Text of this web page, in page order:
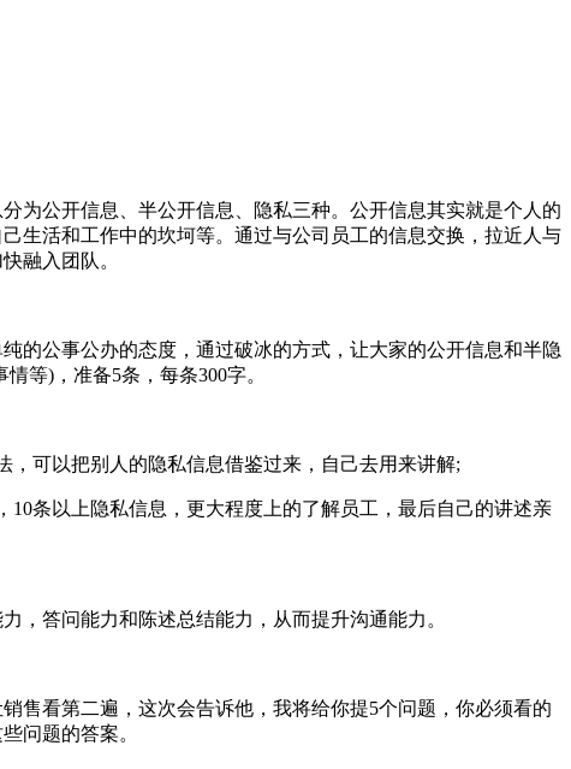
公开信息、半公开信息、隐私三种。公开信息其实就是个人的
生活和工作中的坎坷等。通过与公司员工的信息交换，拉近人与
融入团队。
公事公办的态度，通过破冰的方式，让大家的公开信息和半隐
等)，准备5条，每条300字。
可以把别人的隐私信息借鉴过来，自己去用来讲解;
条以上隐私信息，更大程度上的了解员工，最后自己的讲述亲
，答问能力和陈述总结能力，从而提升沟通能力。
看第二遍，这次会告诉他，我将给你提5个问题，你必须看的
问题的答案。